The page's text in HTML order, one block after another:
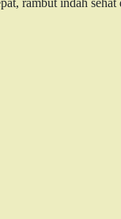
rambut indah